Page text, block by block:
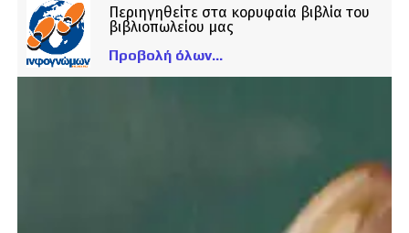
Περιηγηθείτε στα κορυφαία βιβλία του
βιβλιοπωλείου μας
Προβολή όλων